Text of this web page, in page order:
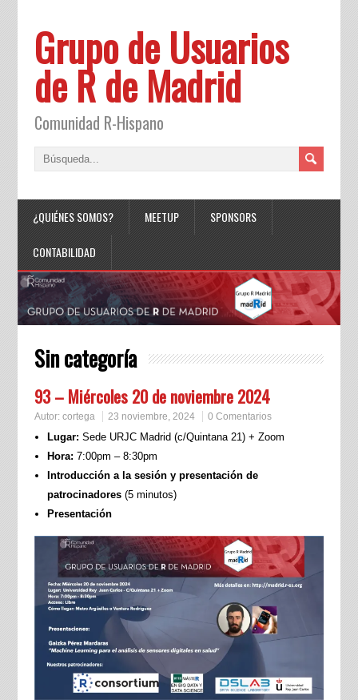
Grupo de Usuarios
de R de Madrid
Comunidad R-Hispano
¿QUIÉNES SOMOS? MEETUP SPONSORS
CONTABILIDAD
Sin categoría
93 – Miércoles 20 de noviembre 2024
Autor: cortega 23 noviembre, 2024 0 Comentarios
Lugar: Sede URJC Madrid (c/Quintana 21) + Zoom
Hora: 7:00pm – 8:30pm
Introducción a la sesión y presentación de
patrocinadores(5 minutos)
Presentación